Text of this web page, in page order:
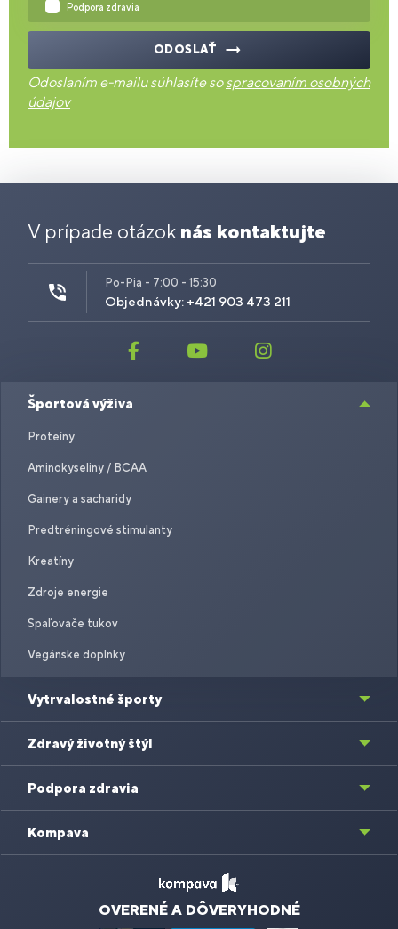
Podpora zdravia
ODOSLAŤ
Odoslaním e-mailu súhlasíte sospracovaním osobných
údajov
V prípade otázok nás kontaktujte
Po-Pia - 7:00 - 15:30
Objednávky: +421 903 473 211
Športová výživa
Proteíny
Aminokyseliny / BCAA
Gainery a sacharidy
Predtréningové stimulanty
Kreatíny
Zdroje energie
Spaľovače tukov
Vegánske doplnky
Vytrvalostné športy
Zdravý životný štýl
Podpora zdravia
Kompava
OVERENÉ A DÔVERYHODNÉ